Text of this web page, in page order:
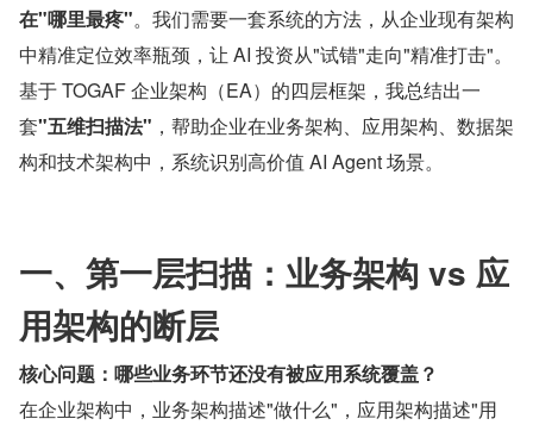
在"哪里最疼"。我们需要一套系统的方法，从企业现有架构
中精准定位效率瓶颈，让 AI 投资从"试错"走向"精准打击"。
基于 TOGAF 企业架构（EA）的四层框架，我总结出一
套"五维扫描法" ，帮助企业在业务架构、应用架构、数据架
构和技术架构中，系统识别高价值 AI Agent 场景。
一、第一层扫描：业务架构 vs 应
用架构的断层
核心问题：哪些业务环节还没有被应用系统覆盖？
在企业架构中，业务架构描述"做什么"，应用架构描述"用